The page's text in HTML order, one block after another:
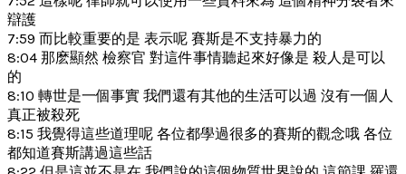
辯護
7:59 而比較重要的是 表示呢 賽斯是不支持暴力的
8:04 那麽顯然 檢察官 對這件事情聽起來好像是 殺人是可以
的
8:10 轉世是一個事實 我們還有其他的生活可以過 沒有一個人
真正被殺死
8:15 我覺得這些道理呢 各位都學過很多的賽斯的觀念哦 各位
都知道賽斯講過這些話